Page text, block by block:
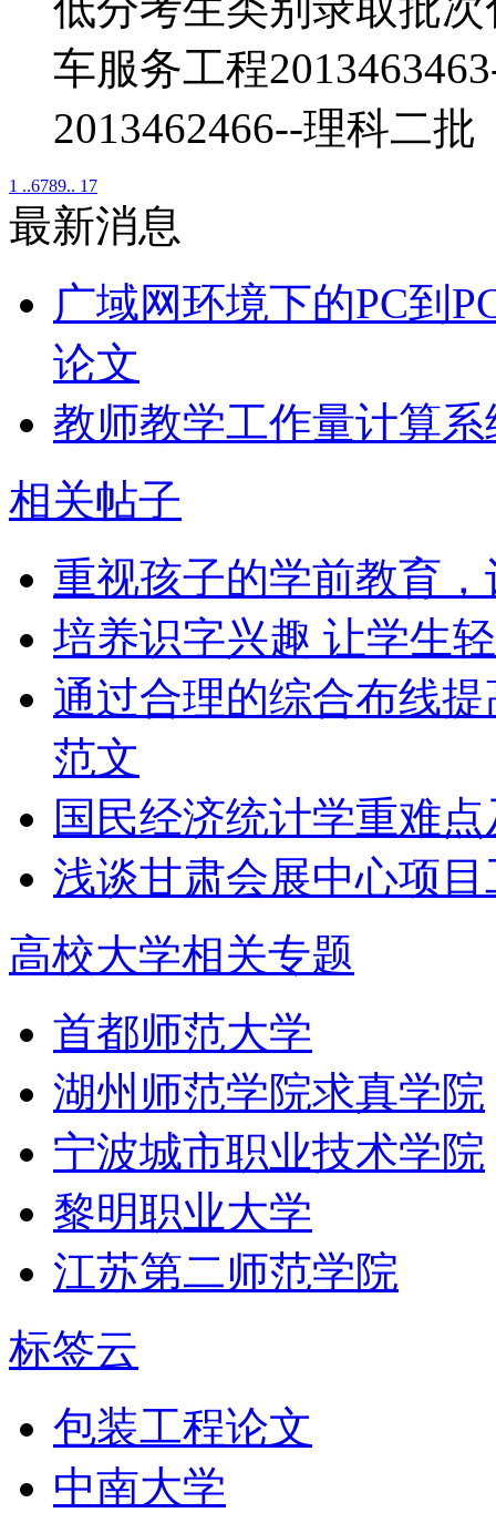
车服务工程
2013462466--理科二批
1 ..6789.. 17
最新消息
广域网环境下的PC到
论文
教师教学工作量计算
相关帖子
重视孩子的学前教育
培养识字兴趣 让学生
通过合理的综合布线
范文
国民经济统计学重难
浅谈甘肃会展中心项
高校大学相关专题
首都师范大学
湖州师范学院求真学院
宁波城市职业技术学院
黎明职业大学
江苏第二师范学院
标签云
包装工程论文
中南大学